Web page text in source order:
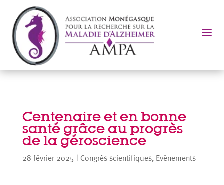
a
Centenaire et en bonne
santé grâce au progrès
de la géroscience
28 février 2025 | Congrès scientifiques, Evènements